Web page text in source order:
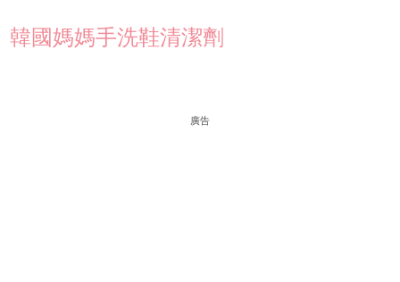
韓國媽媽手洗鞋清潔劑
廣告